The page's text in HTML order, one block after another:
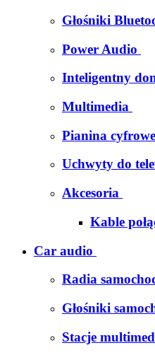
Głośniki
Power Audio
Inteligentny
Multimedia
Pianina cyfrowe
Uchwyty do
Akcesoria
Kable
Car audio
Radia
Głośniki
Stacje